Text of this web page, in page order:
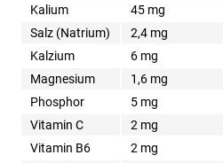
Kalium
45 mg
Salz (Natrium)
2,4 mg
Kalzium
6 mg
Magnesium
1,6 mg
Phosphor
5 mg
Vitamin C
2 mg
Vitamin B6
2 mg